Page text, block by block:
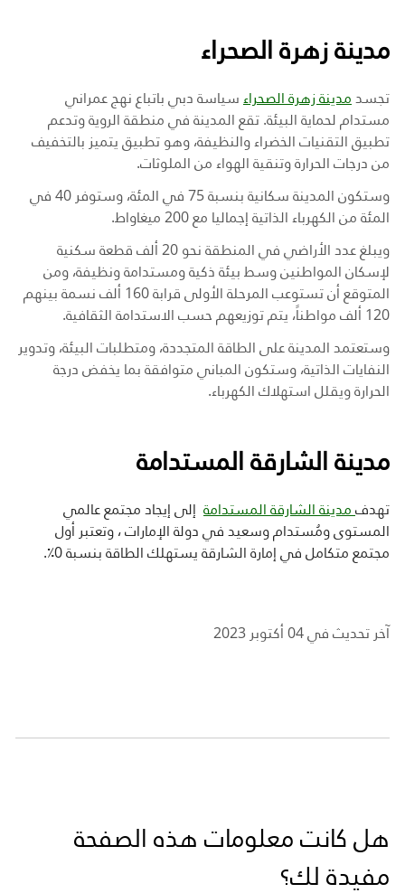
مدينة زهرة الصحراء
تجسد مدينة زهرة الصحراء سياسة دبي باتباع نهج عمراني
مستدام لحماية البيئة. تقع المدينة في منطقة الروية وتدعم
تطبيق التقنيات الخضراء والنظيفة، وهو تطبيق يتميز بالتخفيف
من درجات الحرارة وتنقية الهواء من الملوثات.
وستكون المدينة سكانية بنسبة 75 في المئة، وستوفر 40 في
المئة من الكهرباء الذاتية إجماليا مع 200 ميغاواط
.
ويبلغ عدد الأراضي في المنطقة نحو 20 ألف قطعة سكنية
لإسكان المواطنين وسط بيئة ذكية ومستدامة ونظيفة، ومن
المتوقع أن تستوعب المرحلة الأولى قرابة 160 ألف نسمة بينهم
120 ألف مواطناً، يتم توزيعهم حسب الاستدامة الثقافية
.
وستعتمد المدينة على الطاقة المتجددة، ومتطلبات البيئة، وتدوير
النفايات الذاتية، وستكون المباني متوافقة بما يخفض درجة
الحرارة ويقلل استهلاك الكهرباء.
مدينة الشارقة المستدامة
تهدف مدينة الشارقة المستدامة إلى إيجاد مجتمع عالمي
المستوى ومُستدام وسعيد في دولة الإمارات ، وتعتبر أول
مجتمع متكامل في إمارة الشارقة يستهلك الطاقة بنسبة 0٪.
آخر تحديث في 04 أكتوبر 2023
هل كانت معلومات هذه الصفحة
مفيدة لك؟